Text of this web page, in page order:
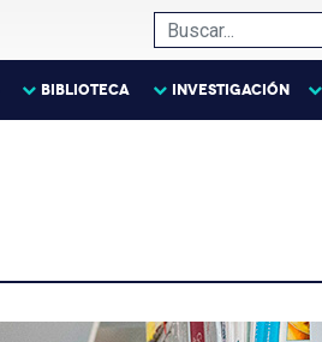
BIBLIOTECA INVESTIGACIÓN